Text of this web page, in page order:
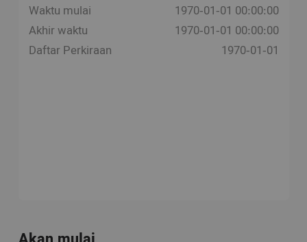
Waktu mulai
Akhir waktu
Daftar Perkiraan
1970-01-01 00:00:00
1970-01-01 00:00:00
1970-01-01